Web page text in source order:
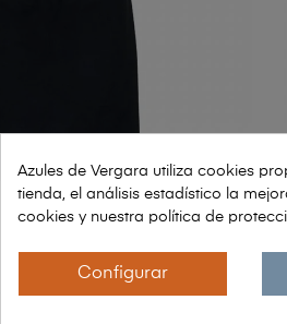
Azules de Vergara utiliza cookies
tienda, el análisis estadístico la
cookies y nuestra política de
Configurar